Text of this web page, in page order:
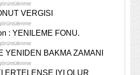
VERGISI
: YENILEME FONU.
YENIDEN BAKMA ZAMANI
ERTELENSE IYI OLUR